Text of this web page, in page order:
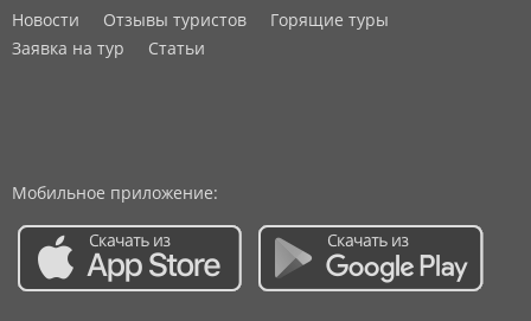
Новости Отзывы туристов
Горящие туры
Заявка на тур
Статьи
Мобильное приложение: